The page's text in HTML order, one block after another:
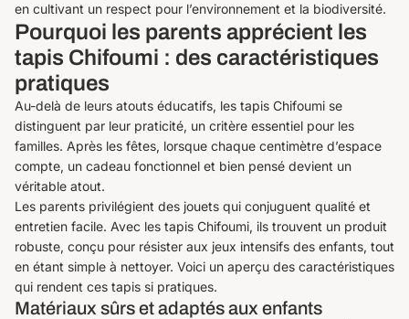
en cultivant un respect pour l’environnement et la biodiversité.
Pourquoi les parents apprécient les
tapis Chifoumi : des caractéristiques
pratiques
Au-delà de leurs atouts éducatifs, les tapis Chifoumi se
distinguent par leur praticité, un critère essentiel pour les
familles. Après les fêtes, lorsque chaque centimètre d’espace
compte, un cadeau fonctionnel et bien pensé devient un
véritable atout.
Les parents privilégient des jouets qui conjuguent qualité et
entretien facile. Avec les tapis Chifoumi, ils trouvent un produit
robuste, conçu pour résister aux jeux intensifs des enfants, tout
en étant simple à nettoyer. Voici un aperçu des caractéristiques
qui rendent ces tapis si pratiques.
Matériaux sûrs et adaptés aux enfants